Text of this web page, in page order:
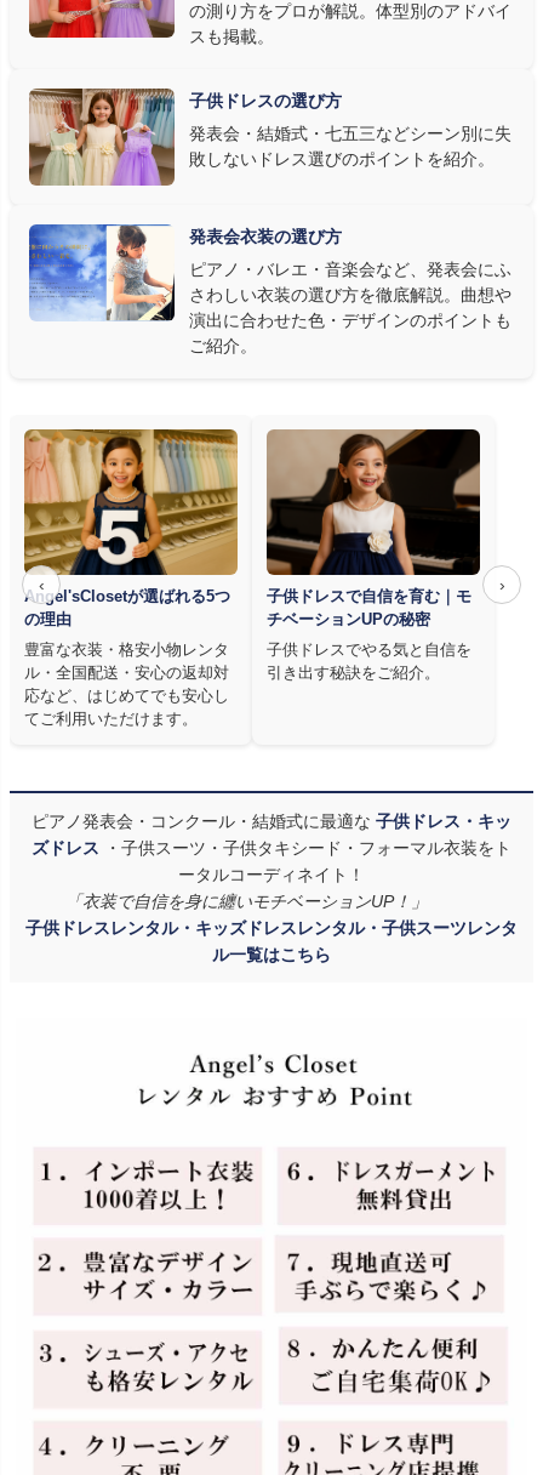
なら衣装同士が調和するクラシカルな色合い、と演目に合わせた
③ 演奏の動きを妨げない設計か確認する
発表会ドレス選びで見落とされがちなのが"動きやすさ"です。ピ
アノならペダル操作を妨げない丈感、バイオリンなら弓を動かす
右腕のゆとり、管楽器なら胸元の締め付けがないこと——演奏の
質は衣装で変わります。Angel's Closetのレンタル衣装は、元ピ
アノ教師の店長が発表会・コンクールでのご使用を前提に厳選し
た商品
を多数ご用意しています。
の測り方をプロが解説。体型別のアドバイ
スも掲載。
子供ドレスの選び方
発表会・結婚式・七五三などシーン別に失
敗しないドレス選びのポイントを紹介。
発表会衣装の選び方
ピアノ・バレエ・音楽会など、発表会にふ
さわしい衣装の選び方を徹底解説。曲想や
演出に合わせた色・デザインのポイントも
ご紹介。
‹ ›
Angel'sClosetが選ばれる5つ
の理由
豊富な衣装・格安小物レンタ
ル・全国配送・安心の返却対
応など、はじめてでも安心し
てご利用いただけます。
子供ドレスで自信を育む｜モ
チベーションUPの秘密
子供ドレスでやる気と自信を
引き出す秘訣をご紹介。
ピアノ発表会・コンクール・結婚式に最適な 子供ドレス・キッ
ズドレス
・子供スーツ・子供タキシード・フォーマル衣装をト
ータルコーディネイト！
「衣装で自信を身に纏いモチベーションUP！」
子供ドレスレンタル・キッズドレスレンタル・子供スーツレンタ
ル一覧はこちら